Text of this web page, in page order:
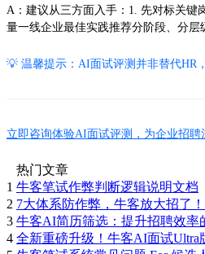
A：建议从三方面入手：1. 先对标关键
量一线企业最佳实践推荐分阶段、分层
💡 温馨提示：AI面试评测并非替代HR
立即咨询体验AI面试评测，为企业招聘
热门文章
1 牛客笔试作弊判断逻辑说明文档
2 7大体系防作弊，牛客放大招了
3 牛客AI简历筛选：提升招聘效率
4 全新重磅升级！牛客AI面试Ultra